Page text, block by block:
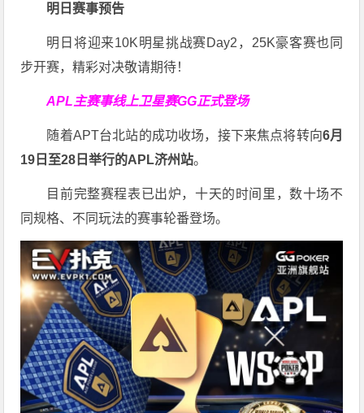
明日赛事预告
明日将迎来10K明星挑战赛Day2，25K豪客赛也同
步开赛，精彩对决敬请期待！
APL主赛事线上卫星赛GG正式登场
随着APT台北站的成功收场，接下来焦点将转向6月
19 日至28 日举行的APL济州站。
目前完整赛程表已出炉，十天的时间里，数十场不
同规格、不同玩法的赛事轮番登场。